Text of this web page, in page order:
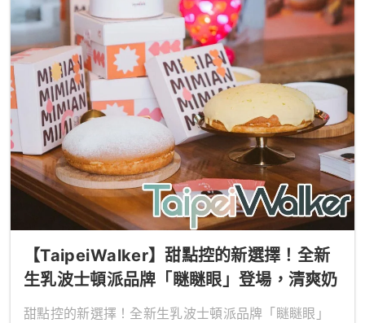
【TaipeiWalker】甜點控的新選擇！全新
生乳波士頓派品牌「瞇瞇眼」登場，清爽奶
油+軟綿蛋糕讓你秒回童年
甜點控的新選擇！全新生乳波士頓派品牌「瞇瞇眼」